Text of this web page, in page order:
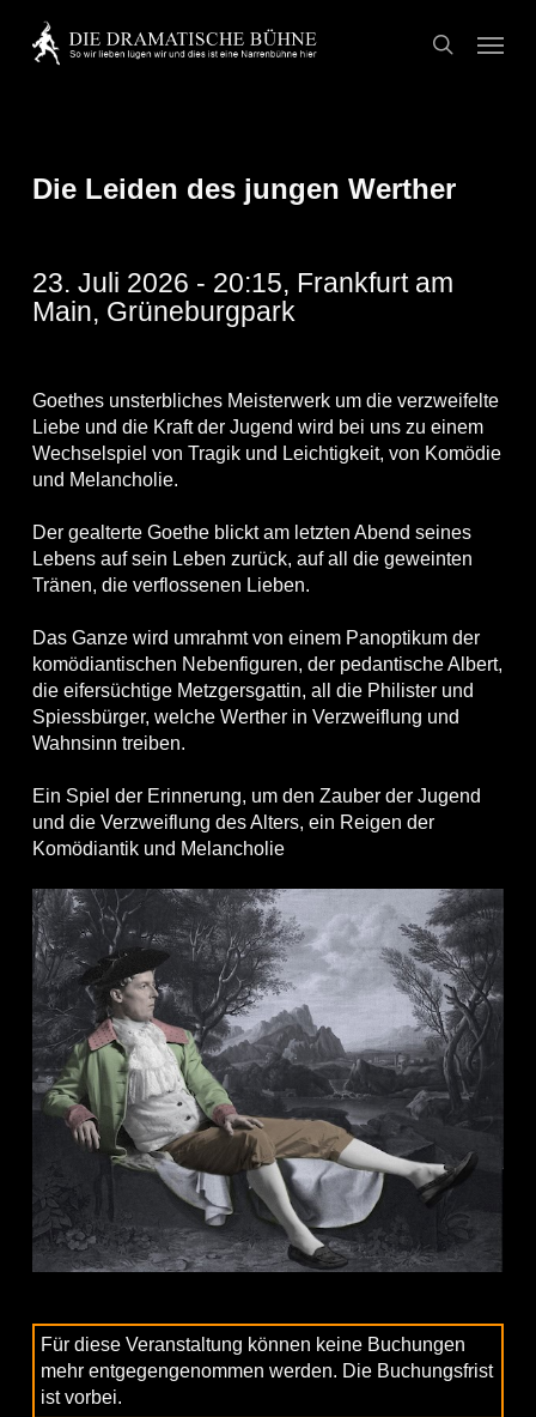
main
search
Menu
Die Leiden des jungen Werther
23. Juli 2026 - 20:15, Frankfurt am
Main, Grüneburgpark
Goethes unsterbliches Meisterwerk um die verzweifelte
Liebe und die Kraft der Jugend wird bei uns zu einem
Wechselspiel von Tragik und Leichtigkeit, von Komödie
und Melancholie.
Der gealterte Goethe blickt am letzten Abend seines
Lebens auf sein Leben zurück, auf all die geweinten
Tränen, die verflossenen Lieben.
Das Ganze wird umrahmt von einem Panoptikum der
komödiantischen Nebenfiguren, der pedantische Albert,
die eifersüchtige Metzgersgattin, all die Philister und
Spiessbürger, welche Werther in Verzweiflung und
Wahnsinn treiben.
Ein Spiel der Erinnerung, um den Zauber der Jugend
und die Verzweiflung des Alters, ein Reigen der
Komödiantik und Melancholie
Für diese Veranstaltung können keine Buchungen
mehr entgegengenommen werden. Die Buchungsfrist
ist vorbei.